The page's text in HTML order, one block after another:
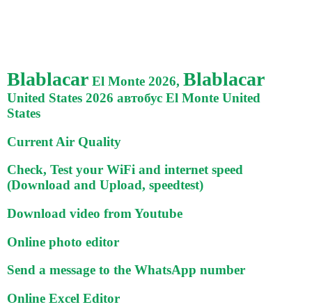
Blablacar El Monte 2026, Blablacar
United States 2026 автобус El Monte United
States
Current Air Quality
Check, Test your WiFi and internet speed
(Download and Upload, speedtest)
Download video from Youtube
Online photo editor
Send a message to the WhatsApp number
Online Excel Editor